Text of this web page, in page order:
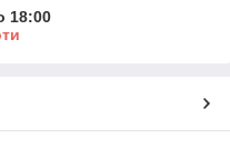
18:00